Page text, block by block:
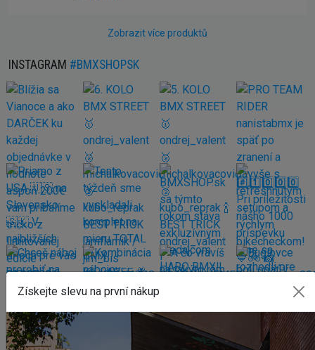
Zobrazit více produktů
INSTAGRAM #BMXSHOPSK
Získejte slevu na první nákup